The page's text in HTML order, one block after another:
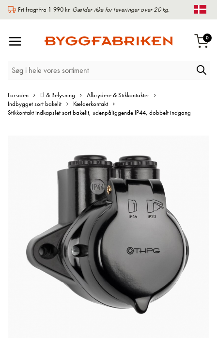
Fri fragt fra 1 990 kr. Gælder ikke for leveringer over 20 kg.
0
Forsiden El & Belysning
Afbrydere & Stikkontakter
Indbygget sort bakelit
Kælderkontakt
Stikkontakt indkapslet sort bakelit, udenpåliggende IP44, dobbelt indgang